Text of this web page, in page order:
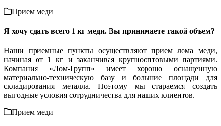
Прием меди
Я хочу сдать всего 1 кг меди. Вы принимаете такой объем?
Наши приемные пункты осуществляют прием лома меди,
начиная от 1 кг и заканчивая крупнооптовыми партиями.
Компания «Лом-Групп» имеет хорошо оснащенную
материально-техническую базу и большие площади для
складирования металла. Поэтому мы стараемся создать
выгодные условия сотрудничества для наших клиентов.
Прием меди